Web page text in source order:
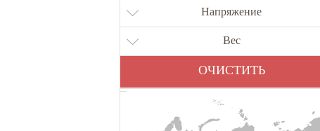
Напряжение
Вес
ОЧИСТИТЬ